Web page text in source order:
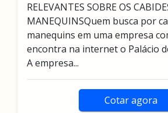
RELEVANTES SOBRE OS
MANEQUINSQuem busca por
manequins em uma empresa
encontra na internet o Palácio
A empresa...
Cotar agora